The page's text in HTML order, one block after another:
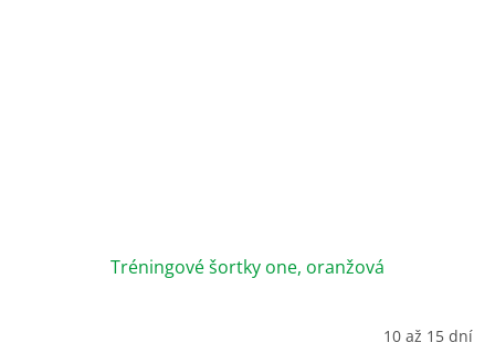
Tréningové šortky one, oranžová
10 až 15 dní